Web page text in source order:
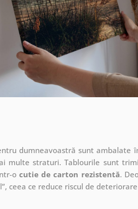
dumneavoastră sunt ambalate
multe straturi.Tablourile sunt
o cutie de carton rezistentă.
ceea ce reduce riscul de